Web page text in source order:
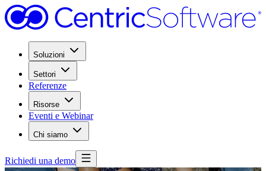
Soluzioni
Settori
Referenze
Risorse
Eventi e Webinar
Chi siamo
Richiedi una demo